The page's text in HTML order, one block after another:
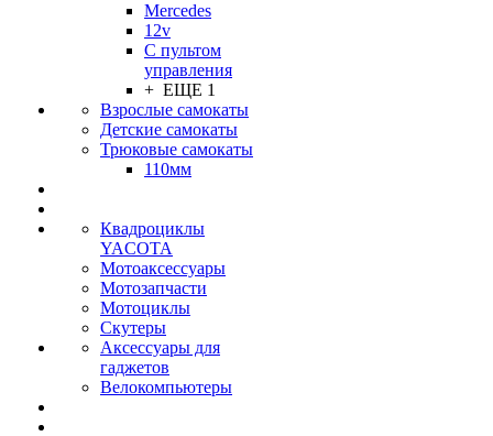
Mercedes
12v
С пультом
управления
+ ЕЩЕ 1
Взрослые самокаты
Детские самокаты
Трюковые самокаты
110мм
Квадроциклы
YACOTA
Мотоаксессуары
Мотозапчасти
Мотоциклы
Скутеры
Аксессуары для
гаджетов
Велокомпьютеры